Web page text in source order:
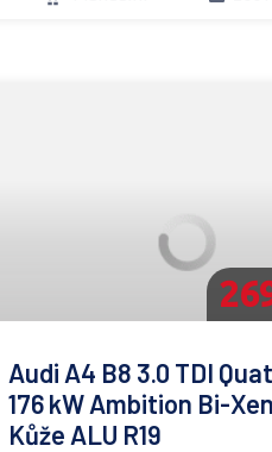
Audi A4 B8 3.0 TDI
176 kW Ambition Bi-
Kůže ALU R19